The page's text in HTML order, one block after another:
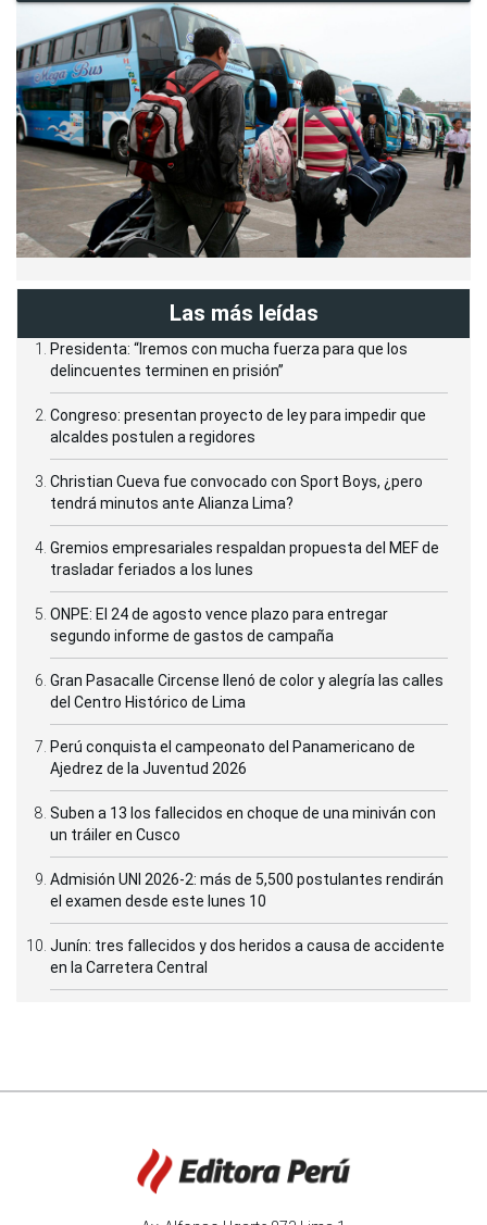
Las más leídas
Presidenta: “Iremos con mucha fuerza para que los
delincuentes terminen en prisión”
Congreso: presentan proyecto de ley para impedir que
alcaldes postulen a regidores
Christian Cueva fue convocado con Sport Boys, ¿pero
tendrá minutos ante Alianza Lima?
Gremios empresariales respaldan propuesta del MEF de
trasladar feriados a los lunes
ONPE: El 24 de agosto vence plazo para entregar
segundo informe de gastos de campaña
Gran Pasacalle Circense llenó de color y alegría las calles
del Centro Histórico de Lima
Perú conquista el campeonato del Panamericano de
Ajedrez de la Juventud 2026
Suben a 13 los fallecidos en choque de una miniván con
un tráiler en Cusco
Admisión UNI 2026-2: más de 5,500 postulantes rendirán
el examen desde este lunes 10
Junín: tres fallecidos y dos heridos a causa de accidente
en la Carretera Central